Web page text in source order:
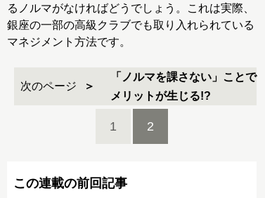
るノルマがなければどうでしょう。これは実際、
銀座の一部の高級クラブでも取り入れられている
マネジメント方法です。
次のページ
「ノルマを課さない」ことで
メリットが生じる!?
1 2
この連載の前回記事